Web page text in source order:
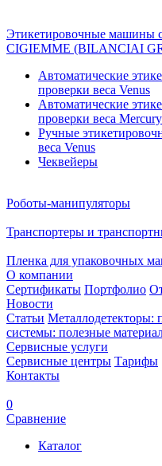
Этикетировочные машины
CIGIEMME (BILANCIAI
Автоматические
проверки веса Venus
Автоматические
проверки веса Mercury
Ручные
веса Venus
Чеквейеры
Роботы-манипуляторы
Транспортеры и
Пленка для упаковочных
О компании
Сертификаты Портфолио
Новости
Статьи Металлодетекторы:
системы: полезные
Сервисные услуги
Сервисные центры Тарифы
Контакты
0
Сравнение
Каталог